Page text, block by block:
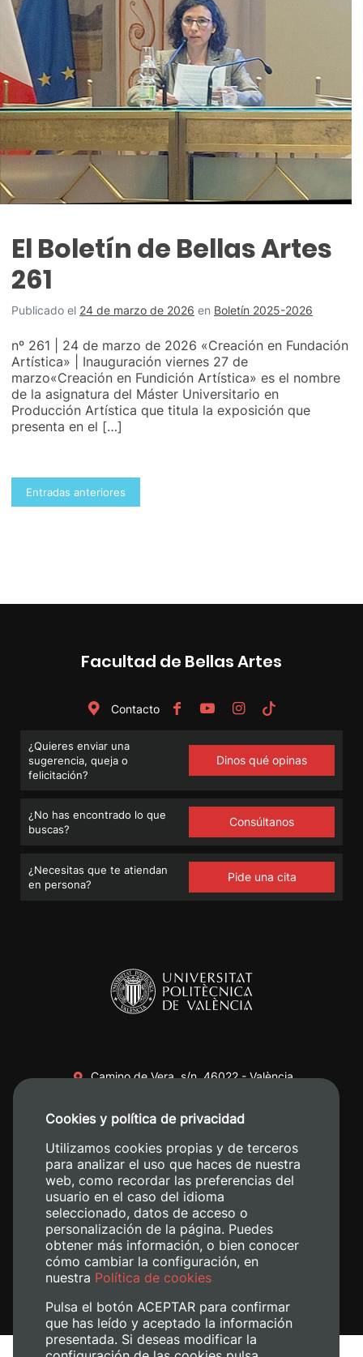
El Boletín de Bellas Artes
261
Publicado el 24 de marzo de 2026 en Boletín 2025-2026
nº 261 | 24 de marzo de 2026 «Creación en Fundación
Artística» | Inauguración viernes 27 de
marzo«Creación en Fundición Artística» es el nombre
de la asignatura del Máster Universitario en
Producción Artística que titula la exposición que
presenta en el […]
Navegación
de
Entradas anteriores
Facultad de Bellas Artes
Contacto
¿Quieres enviar una
sugerencia, queja o
felicitación?
Dinos qué opinas
¿No has encontrado lo que
buscas?
Consúltanos
¿Necesitas que te atiendan
en persona?
Pide una cita
Camino de Vera, s/n. 46022 - València
+34 620 04 00 50
Cookies y política de privacidad
Utilizamos cookies propias y de terceros
para analizar el uso que haces de nuestra
web, como recordar las preferencias del
usuario en el caso del idioma
seleccionado, datos de acceso o
personalización de la página. Puedes
obtener más información, o bien conocer
cómo cambiar la configuración, en
nuestra Política de cookies
Pulsa el botón ACEPTAR para confirmar
que has leído y aceptado la información
presentada. Si deseas modificar la